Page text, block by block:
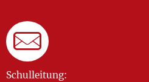
Schulleitung: